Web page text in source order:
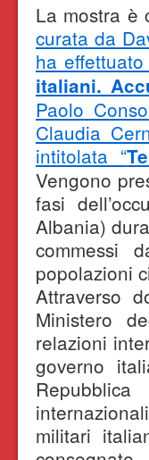
La mostra è
curata da
ha
italiani.
Paolo
Claudia
intitolata “
Vengono
fasi
Albania)
commessi
popolazioni
Attraverso
Ministero
relazioni
governo
militari